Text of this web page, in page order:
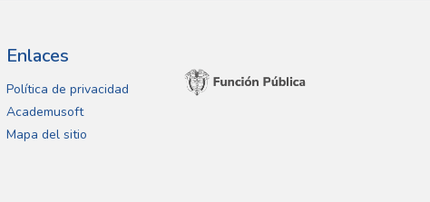
Enlaces
Política de privacidad
Academusoft
Mapa del sitio